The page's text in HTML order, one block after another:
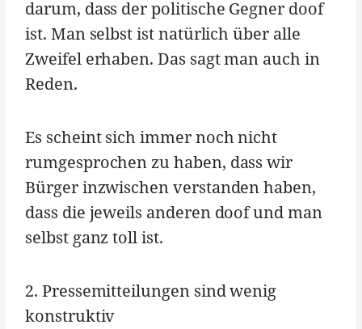
darum, dass der politische Gegner doof
ist. Man selbst ist natürlich über alle
Zweifel erhaben. Das sagt man auch in
Reden.
Es scheint sich immer noch nicht
rumgesprochen zu haben, dass wir
Bürger inzwischen verstanden haben,
dass die jeweils anderen doof und man
selbst ganz toll ist.
2. Pressemitteilungen sind wenig
konstruktiv